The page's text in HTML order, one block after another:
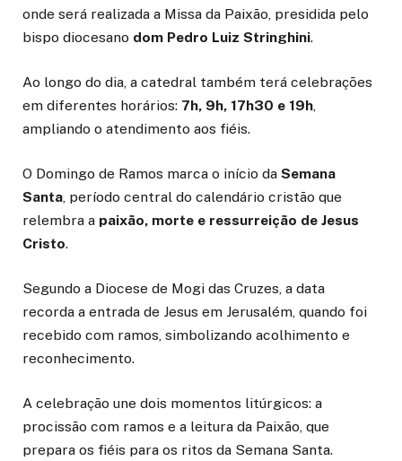
onde será realizada a Missa da Paixão, presidida pelo
bispo diocesano dom Pedro Luiz Stringhini.
Ao longo do dia, a catedral também terá celebrações
em diferentes horários: 7h, 9h, 17h30 e 19h,
ampliando o atendimento aos fiéis.
O Domingo de Ramos marca o início da Semana
Santa, período central do calendário cristão que
relembra a paixão, morte e ressurreição de Jesus
Cristo.
Segundo a Diocese de Mogi das Cruzes, a data
recorda a entrada de Jesus em Jerusalém, quando foi
recebido com ramos, simbolizando acolhimento e
reconhecimento.
A celebração une dois momentos litúrgicos: a
procissão com ramos e a leitura da Paixão, que
prepara os fiéis para os ritos da Semana Santa.